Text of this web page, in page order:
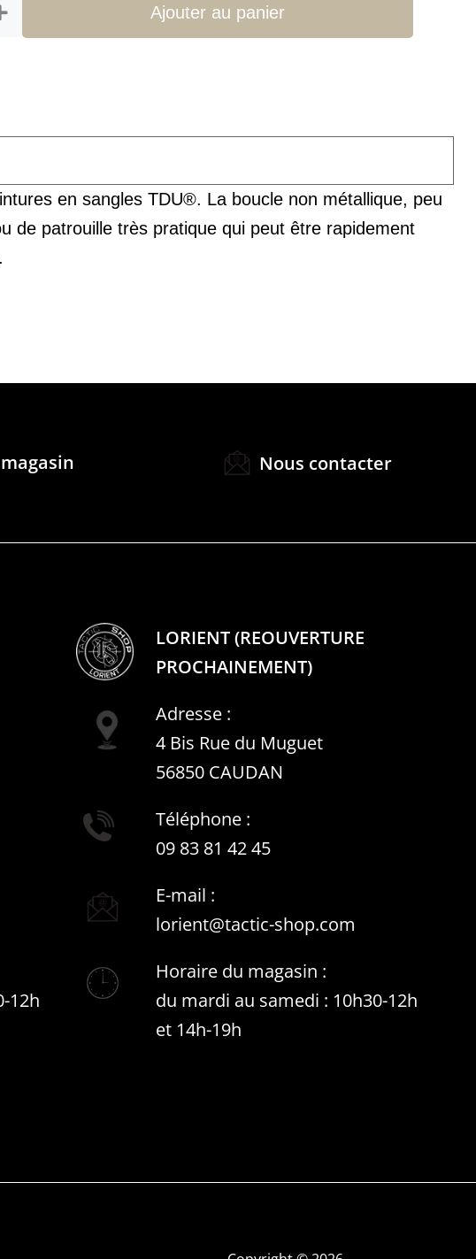
Ajouter au panier
en sangles TDU®. La boucle non métallique, peu
de patrouille très pratique qui peut être rapidement
Nous contacter
LORIENT (REOUVERTURE
PROCHAINEMENT)
Adresse :
4 Bis Rue du Muguet
56850 CAUDAN
Téléphone :
09 83 81 42 45
E-mail :
lorient@tactic-shop.com
12h
Horaire du magasin :
du mardi au samedi : 10h30-12h
et 14h-19h